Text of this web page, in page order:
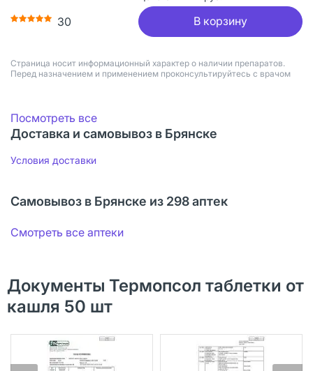
30 В корзину
Страница носит информационный характер о наличии препаратов.
Перед назначением и применением проконсультируйтесь с врачом
Посмотреть все
Доставка и самовывоз в Брянске
Условия доставки
Самовывоз в Брянске из 298 аптек
Смотреть все аптеки
Документы Термопсол таблетки от
кашля 50 шт